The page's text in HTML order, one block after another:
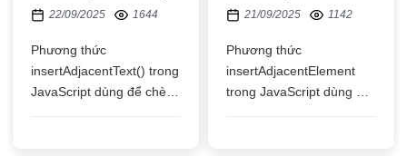
trong JavaScript
22/09/2025 1644
Phương thức
insertAdjacentText() trong
JavaScript dùng để chèn
trong JavaScript
21/09/2025 1142
Phương thức
insertAdjacentElement
trong JavaScript dùng để